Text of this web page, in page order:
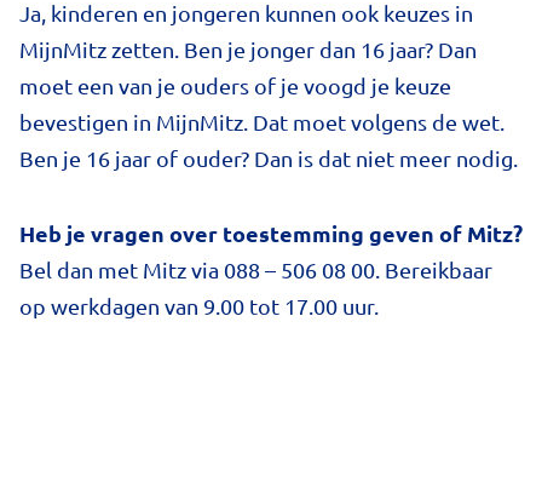
Ja, kinderen en jongeren kunnen ook keuzes in
MijnMitz zetten. Ben je jonger dan 16 jaar? Dan
moet een van je ouders of je voogd je keuze
bevestigen in MijnMitz. Dat moet volgens de wet.
Ben je 16 jaar of ouder? Dan is dat niet meer nodig.
Heb je vragen over toestemming geven of Mitz?
Bel dan met Mitz via 088 – 506 08 00. Bereikbaar
op werkdagen van 9.00 tot 17.00 uur.